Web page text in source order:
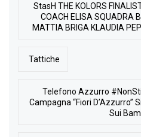
StasH THE KOLORS
COACH ELISA SQUADRA
MATTIA BRIGA KLAUDIA
Tattiche
Telefono Azzurro
Campagna “Fiori D’Azzurro”
Sui